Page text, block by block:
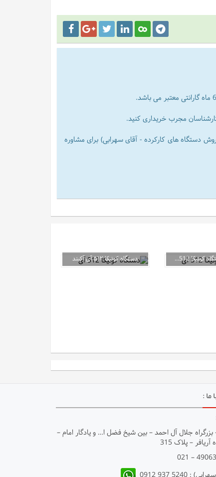
مجرب خریداری کنید.
در ساعات اداری و شماره موبایل 09129375240 ( مدیر فروش دستگاه های کارکرده - آقای سهرابی) برای مشاوره
K807 – دستگاه کونیکا 512 آی دستگاه کونیکا ۵۱۲ آی آکبند
:
بزرگراه جلال آل احمد – بين شيخ فضل ا… و يادگار امام –
– پلاک 315